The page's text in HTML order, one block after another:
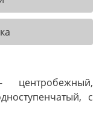
- центробежный,
с